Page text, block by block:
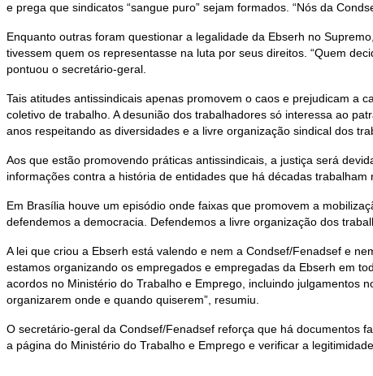
e prega que sindicatos “sangue puro” sejam formados. “Nós da
Enquanto outras foram questionar a legalidade da Ebserh no
tivessem quem os representasse na luta por seus direitos. “Quem
pontuou o secretário-geral.
Tais atitudes antissindicais apenas promovem o caos e prejudicam a
coletivo de trabalho. A desunião dos trabalhadores só interessa ao
anos respeitando as diversidades e a livre organização sindical dos
Aos que estão promovendo práticas antissindicais, a justiça será
informações contra a história de entidades que há décadas
Em Brasília houve um episódio onde faixas que promovem a
defendemos a democracia. Defendemos a livre organização dos
A lei que criou a Ebserh está valendo e nem a Condsef/Fenadsef e
estamos organizando os empregados e empregadas da Ebserh em
acordos no Ministério do Trabalho e Emprego, incluindo julgamentos
organizarem onde e quando quiserem”, resumiu.
O secretário-geral da Condsef/Fenadsef reforça que há documentos
a página do Ministério do Trabalho e Emprego e verificar a